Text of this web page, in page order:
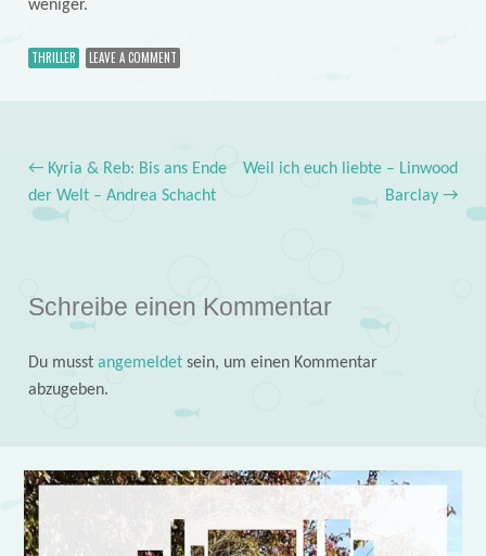
weniger.
THRILLER LEAVE A COMMENT
Post navigation
←Kyria & Reb: Bis ans Ende
der Welt – Andrea Schacht
Weil ich euch liebte – Linwood
Barclay→
Schreibe einen Kommentar
Du musst angemeldetsein, um einen Kommentar
abzugeben.